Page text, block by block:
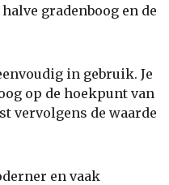
gradenboog en de
in gebruik. Je
op de hoekpunt van
vervolgens de waarde
en vaak